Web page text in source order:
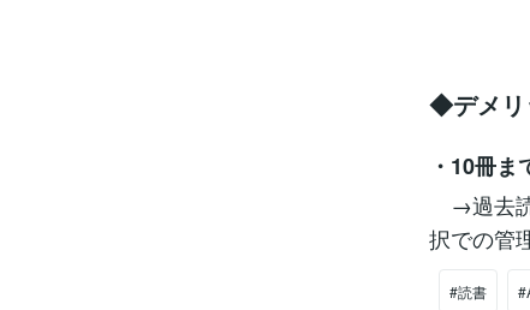
◆デメリ
・10冊
→過去
択での管
#読書